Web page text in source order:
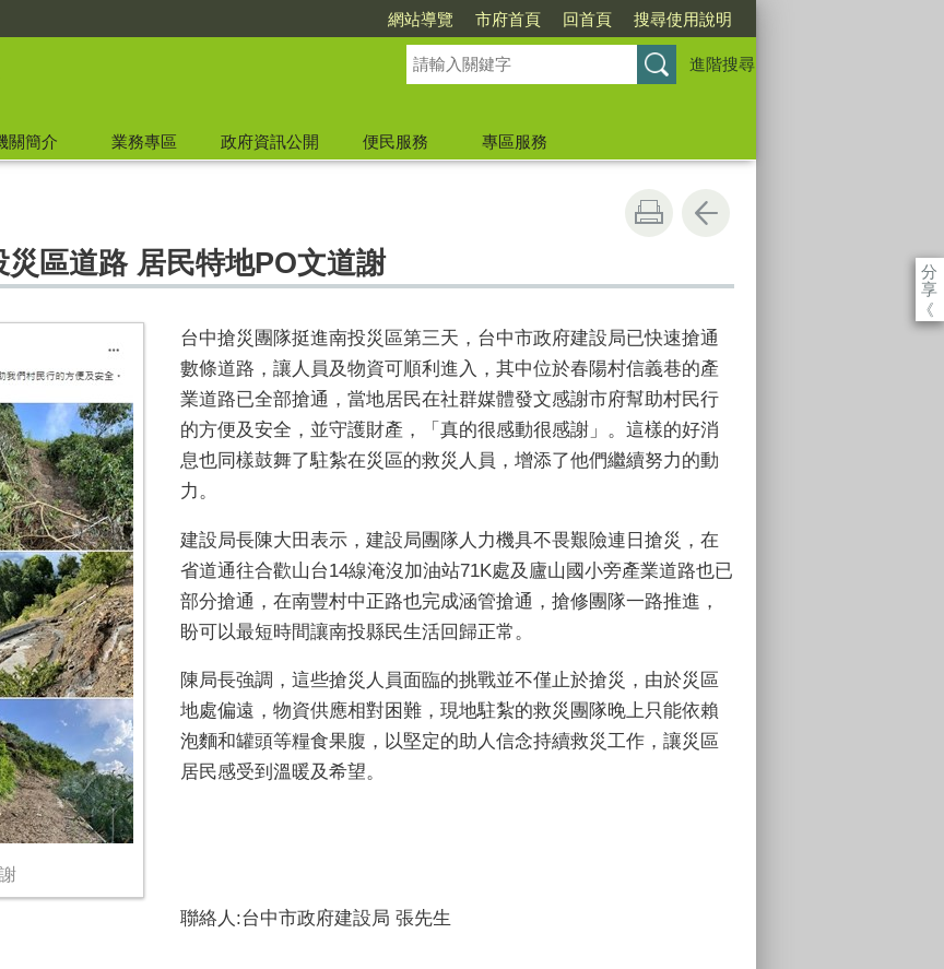
網站導覽 市府首頁 回首頁 搜尋使用說明
進階搜尋
關簡介 業務專區 政府資訊公開 便民服務
專區服務
分
享
《
區道路 居民特地PO文道謝
台中搶災團隊挺進南投災區第三天，台中市政府建設局已快速搶通
數條道路，讓人員及物資可順利進入，其中位於春陽村信義巷的產
業道路已全部搶通，當地居民在社群媒體發文感謝市府幫助村民行
的方便及安全，並守護財產，「真的很感動很感謝」。這樣的好消
息也同樣鼓舞了駐紮在災區的救災人員，增添了他們繼續努力的動
力。
建設局長陳大田表示，建設局團隊人力機具不畏艱險連日搶災，在
省道通往合歡山台14線淹沒加油站71K處及廬山國小旁產業道路也已
部分搶通，在南豐村中正路也完成涵管搶通，搶修團隊一路推進，
盼可以最短時間讓南投縣民生活回歸正常。
陳局長強調，這些搶災人員面臨的挑戰並不僅止於搶災，由於災區
地處偏遠，物資供應相對困難，現地駐紮的救災團隊晚上只能依賴
泡麵和罐頭等糧食果腹，以堅定的助人信念持續救災工作，讓災區
居民感受到溫暖及希望。
聯絡人:台中市政府建設局 張先生